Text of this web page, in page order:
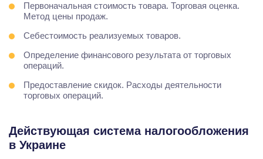
Первоначальная стоимость товара. Торговая оценка.
Метод цены продаж.
Себестоимость реализуемых товаров.
Определение финансового результата от торговых
операций.
Предоставление скидок. Расходы деятельности
торговых операций.
Действующая система налогообложения
в Украине